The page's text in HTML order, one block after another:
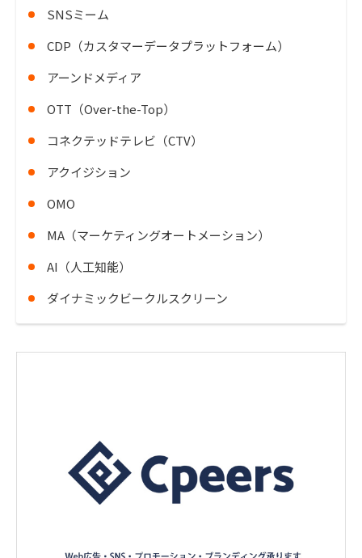
SNSミーム
CDP（カスタマーデータプラットフォーム）
アーンドメディア
OTT（Over-the-Top）
コネクテッドテレビ（CTV）
アクイジション
OMO
MA（マーケティングオートメーション）
AI（人工知能）
ダイナミックビークルスクリーン